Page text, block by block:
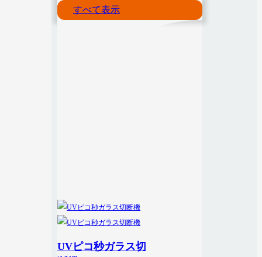
すべて表示
UVピコ秒ガラス切